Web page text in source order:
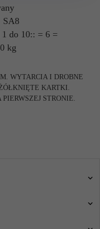
SA8
do 10:: = 6 =
kg
WYTARCIA I DROBNE
KARTKI.
STRONIE.